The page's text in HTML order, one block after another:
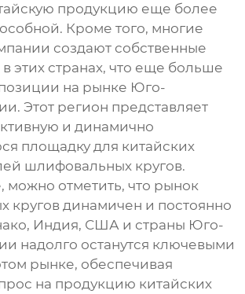
продукцию еще более
Кроме того, многие
создают собственные
этих странах, что еще больше
на рынке Юго-
Этот регион представляет
и динамично
площадку для китайских
шлифовальных кругов.
можно отметить, что рынок
кругов динамичен и постоянно
Индия, США и страны Юго-
надолго останутся ключевыми
рынке, обеспечивая
на продукцию китайских